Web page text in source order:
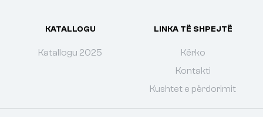
KATALLOGU
Katallogu 2025
LINKA TË SHPEJTË
Kërko
Kontakti
Kushtet e përdorimit